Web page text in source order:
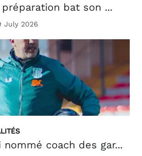
préparation bat son ...
July 2026
nommé coach des gar...